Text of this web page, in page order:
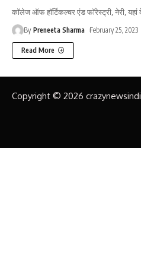
कॉलेज ऑफ हॉर्टिकल्चर एंड फॉरेस्ट्री, नेरी,
By Preneeta Sharma February 25, 2023
Read More
Copyright © 2026